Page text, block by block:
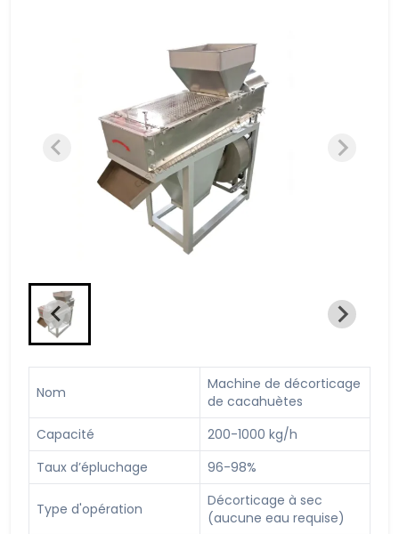
Nom
Machine de décorticage
de cacahuètes
Capacité
200-1000 kg/h
Taux d’épluchage
96-98%
Type d'opération
Décorticage à sec
(aucune eau requise)